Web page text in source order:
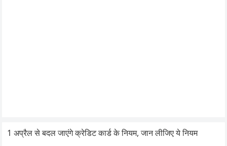
1 अप्रैल से बदल जाएंगे क्रेडिट कार्ड के नियम, जान लीजिए ये नियम